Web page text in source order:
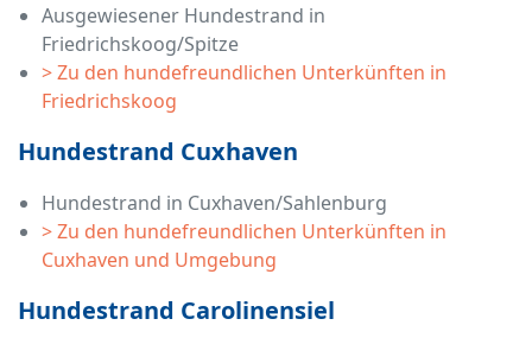
Ausgewiesener Hundestrand in
Friedrichskoog/Spitze
> Zu den hundefreundlichen Unterkünften in
Friedrichskoog
Hundestrand Cuxhaven
Hundestrand in Cuxhaven/Sahlenburg
> Zu den hundefreundlichen Unterkünften in
Cuxhaven und Umgebung
Hundestrand Carolinensiel